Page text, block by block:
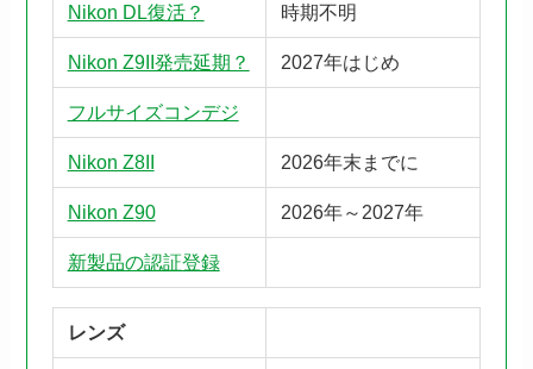
Nikon DL復活？ 時期不明
Nikon Z9II発売延期？ 2027年はじめ
フルサイズコンデジ
Nikon Z8II 2026年末までに
Nikon Z90 2026年～2027年
新製品の認証登録
レンズ